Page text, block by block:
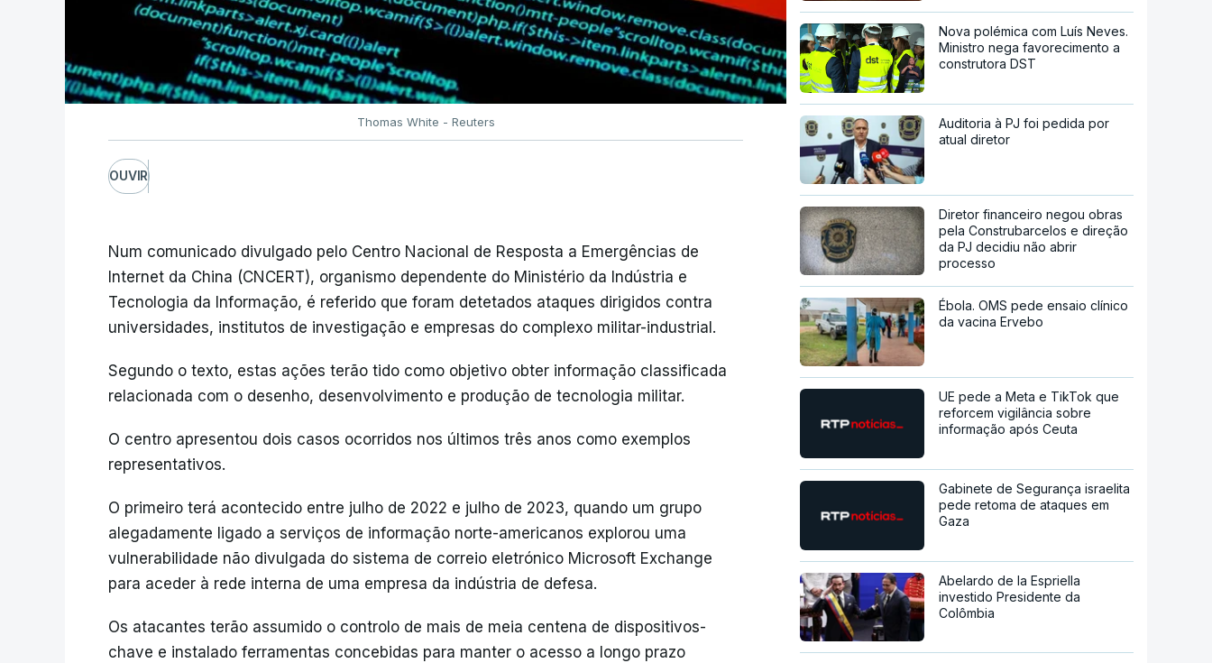
Thomas White - Reuters
OUVIR
Num comunicado divulgado pelo Centro Nacional de Resposta a Emergências de
Internet da China (CNCERT), organismo dependente do Ministério da Indústria e
Tecnologia da Informação, é referido que foram detetados ataques dirigidos contra
universidades, institutos de investigação e empresas do complexo militar-industrial.
Segundo o texto, estas ações terão tido como objetivo obter informação classificada
relacionada com o desenho, desenvolvimento e produção de tecnologia militar.
O centro apresentou dois casos ocorridos nos últimos três anos como exemplos
representativos.
O primeiro terá acontecido entre julho de 2022 e julho de 2023, quando um grupo
alegadamente ligado a serviços de informação norte-americanos explorou uma
vulnerabilidade não divulgada do sistema de correio eletrónico Microsoft Exchange
para aceder à rede interna de uma empresa da indústria de defesa.
Os atacantes terão assumido o controlo de mais de meia centena de dispositivos-
chave e instalado ferramentas concebidas para manter o acesso a longo prazo
Nova polémica com Luís Neves.
Ministro nega favorecimento a
construtora DST
Auditoria à PJ foi pedida por
atual diretor
Diretor financeiro negou obras
pela Construbarcelos e direção
da PJ decidiu não abrir
processo
Ébola. OMS pede ensaio clínico
da vacina Ervebo
UE pede a Meta e TikTok que
reforcem vigilância sobre
informação após Ceuta
Gabinete de Segurança israelita
pede retoma de ataques em
Gaza
Abelardo de la Espriella
investido Presidente da
Colômbia